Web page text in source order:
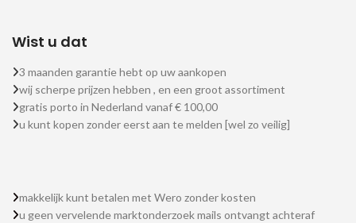
Wist u dat
3 maanden garantie hebt op uw aankopen
wij scherpe prijzen hebben , en een groot assortiment
gratis porto in Nederland vanaf € 100,00
u kunt kopen zonder eerst aan te melden [wel zo veilig]
makkelijk kunt betalen met Wero zonder kosten
u geen vervelende marktonderzoek mails ontvangt achteraf